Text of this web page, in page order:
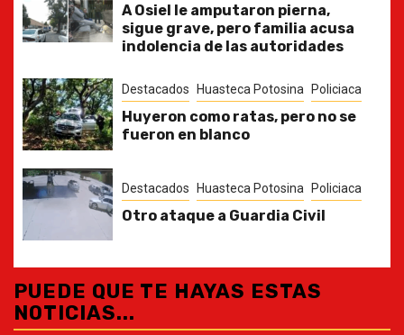
A Osiel le amputaron pierna,
sigue grave, pero familia acusa
indolencia de las autoridades
Destacados Huasteca Potosina Policiaca
Huyeron como ratas, pero no se
fueron en blanco
Destacados Huasteca Potosina Policiaca
Otro ataque a Guardia Civil
PUEDE QUE TE HAYAS ESTAS
NOTICIAS...